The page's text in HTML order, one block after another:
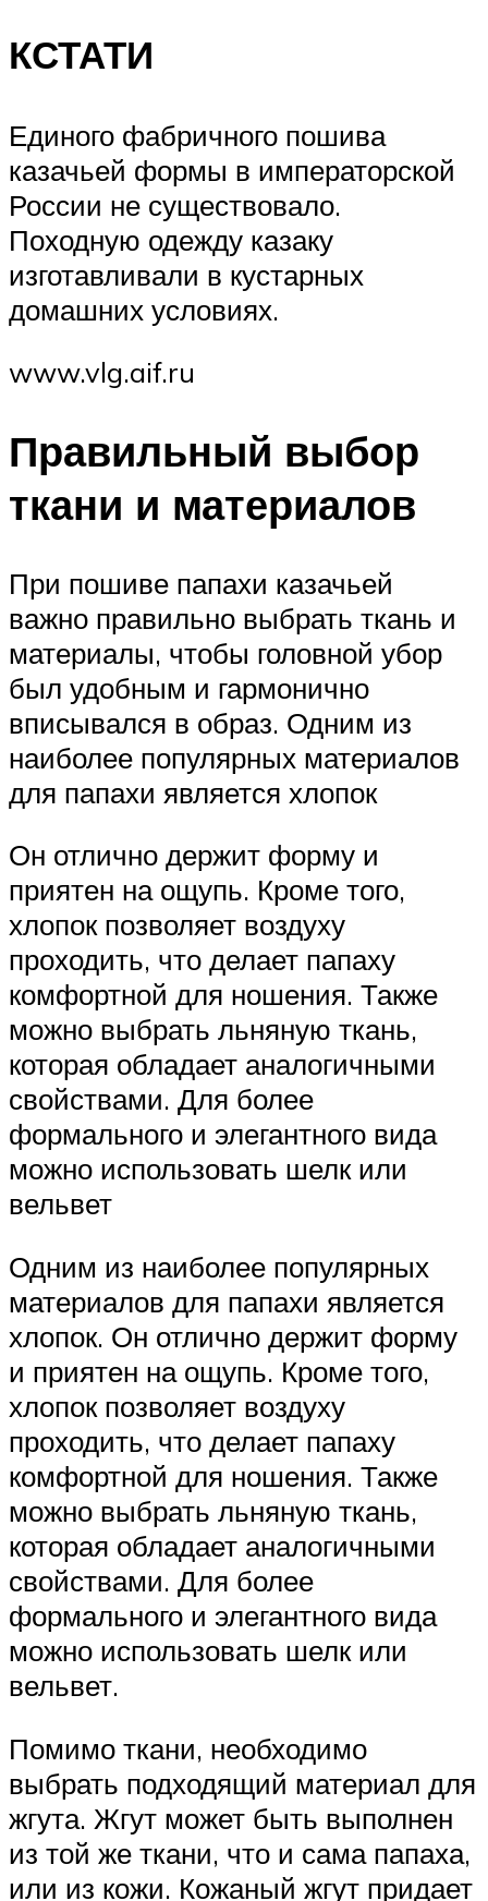
КСТАТИ
Единого фабричного пошива
казачьей формы в императорской
России не существовало.
Походную одежду казаку
изготавливали в кустарных
домашних условиях.
www.vlg.aif.ru
Правильный выбор
ткани и материалов
При пошиве папахи казачьей
важно правильно выбрать ткань и
материалы, чтобы головной убор
был удобным и гармонично
вписывался в образ. Одним из
наиболее популярных материалов
для папахи является хлопок
Он отлично держит форму и
приятен на ощупь. Кроме того,
хлопок позволяет воздуху
проходить, что делает папаху
комфортной для ношения. Также
можно выбрать льняную ткань,
которая обладает аналогичными
свойствами. Для более
формального и элегантного вида
можно использовать шелк или
вельвет
Одним из наиболее популярных
материалов для папахи является
хлопок. Он отлично держит форму
и приятен на ощупь. Кроме того,
хлопок позволяет воздуху
проходить, что делает папаху
комфортной для ношения. Также
можно выбрать льняную ткань,
которая обладает аналогичными
свойствами. Для более
формального и элегантного вида
можно использовать шелк или
вельвет.
Помимо ткани, необходимо
выбрать подходящий материал для
жгута. Жгут может быть выполнен
из той же ткани, что и сама папаха,
или из кожи. Кожаный жгут придает